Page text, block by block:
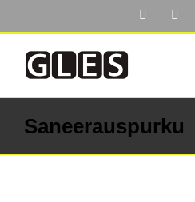
Facebook
Saneerauspurku